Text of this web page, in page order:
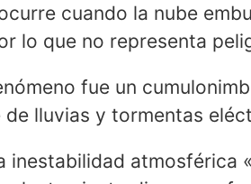
cuando la nube
lo que no representa
fue un
lluvias y tormentas
inestabilidad atmosférica